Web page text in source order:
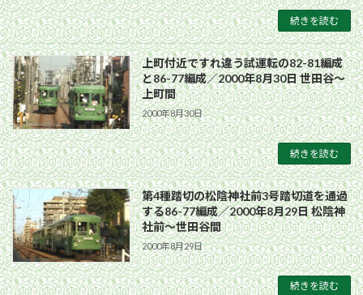
続きを読む
上町付近ですれ違う試運転の82-81編成
と86-77編成／2000年8月30日 世田谷〜
上町間
2000年8月30日
続きを読む
第4種踏切の松陰神社前3号踏切道を通過
する86-77編成／2000年8月29日 松陰神
社前〜世田谷間
2000年8月29日
続きを読む